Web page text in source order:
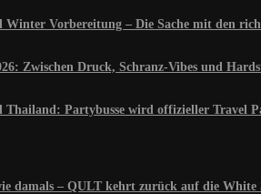
Winter Vorbereitung – Die Sache mit den
Zwischen Druck, Schranz-Vibes und
Thailand: Partybusse wird offizieller Travel
damals – QULT kehrt zurück auf die White